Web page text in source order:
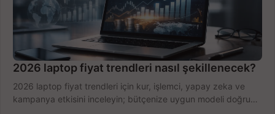
2026 laptop fiyat trendleri nasıl şekillenecek?
2026 laptop fiyat trendleri için kur, işlemci, yapay zeka ve
kampanya etkisini inceleyin; bütçenize uygun modeli doğru